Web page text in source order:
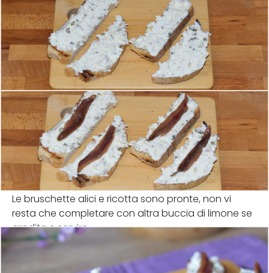
Le bruschette alici e ricotta sono pronte, non vi
resta che completare con altra buccia di limone se
gradita e servire.